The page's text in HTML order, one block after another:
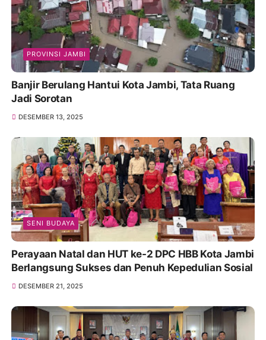
PROVINSI JAMBI
Banjir Berulang Hantui Kota Jambi, Tata Ruang
Jadi Sorotan
DESEMBER 13, 2025
SENI BUDAYA
Perayaan Natal dan HUT ke-2 DPC HBB Kota Jambi
Berlangsung Sukses dan Penuh Kepedulian Sosial
DESEMBER 21, 2025